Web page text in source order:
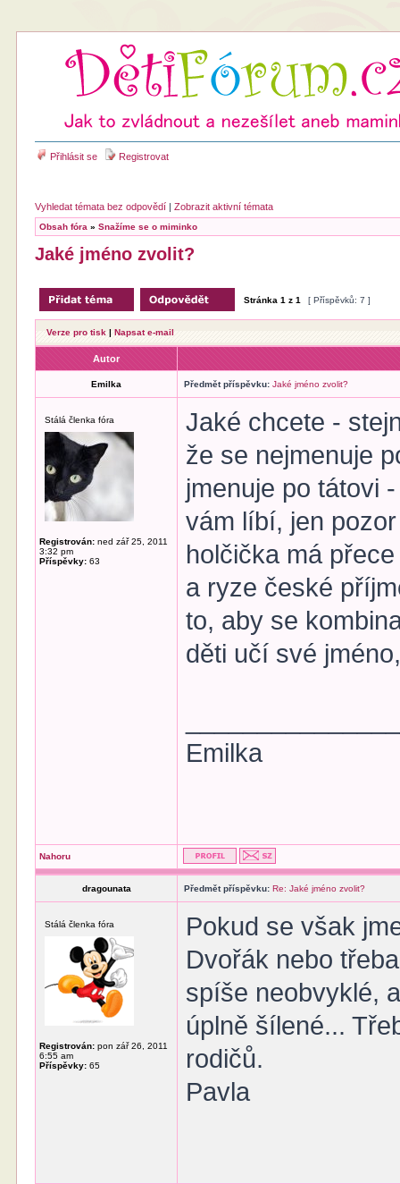
Přihlásit se Registrovat
Vyhledat témata bez odpovědí |Zobrazit aktivní témata
Obsah fóra »Snažíme se o miminko
Jaké jméno zvolit?
Stránka1 z1 [ Příspěvků: 7 ]
Verze pro tisk |Napsat e-mail
Autor
Emilka Předmět příspěvku: Jaké jméno zvolit?
Stálá členka fóra
Registrován: ned zář 25, 2011
3:32 pm
Příspěvky: 63
Jaké chcete -
že se nejmenuje
jmenuje po tátovi
vám líbí, jen
holčička má
a ryze české
to, aby se
děti učí své
Emilka
Nahoru
dragounata Předmět příspěvku: Re: Jaké jméno zvolit?
Stálá členka fóra
Registrován: pon zář 26, 2011
6:55 am
Příspěvky: 65
Pokud se však
Dvořák nebo
spíše neobvyklé,
úplně šílené...
rodičů.
Pavla